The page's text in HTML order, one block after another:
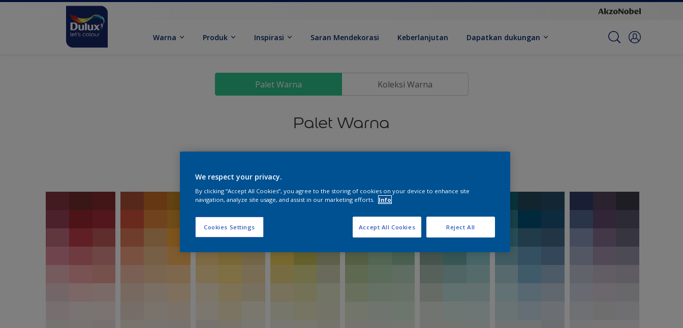
Warna Produk Inspirasi Saran Mendekorasi Keberlanjutan Dapatkan dukungan
Palet Warna Koleksi Warna
Palet Warna
We respect your privacy.
By clicking “Accept All Cookies”, you agree to the storing of cookies on your device to enhance site
navigation, analyze site usage, and assist in our marketing efforts.
Info
Cookies Settings Reject All
Accept All Cookies